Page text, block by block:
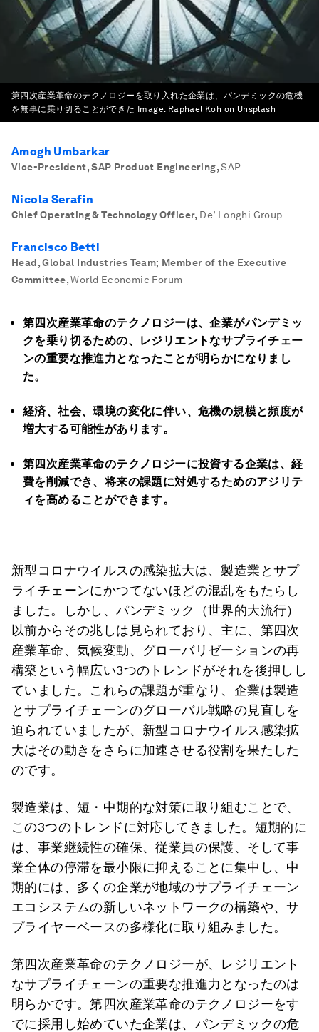
第四次産業革命のテクノロジーを取り入れた企業は、パンデミックの危機
を無事に乗り切ることができた
Image: Raphael Koh on Unsplash
Amogh Umbarkar
Vice-President, SAP Product Engineering, SAP
Nicola Serafin
Chief Operating & Technology Officer, De’ Longhi Group
Francisco Betti
Head, Global Industries Team; Member of the Executive
Committee, World Economic Forum
第四次産業革命のテクノロジーは、企業がパンデミッ
クを乗り切るための、レジリエントなサプライチェー
ンの重要な推進力となったことが明らかになりまし
た。
経済、社会、環境の変化に伴い、危機の規模と頻度が
増大する可能性があります。
第四次産業革命のテクノロジーに投資する企業は、経
費を削減でき、将来の課題に対処するためのアジリテ
ィを高めることができます。
新型コロナウイルスの感染拡大は、製造業とサプ
ライチェーンにかつてないほどの混乱をもたらし
ました。しかし、パンデミック（世界的大流行）
以前からその兆しは見られており、主に、第四次
産業革命、気候変動、グローバリゼーションの再
構築という幅広い3つのトレンドがそれを後押しし
ていました。これらの課題が重なり、企業は製造
とサプライチェーンのグローバル戦略の見直しを
迫られていましたが、新型コロナウイルス感染拡
大はその動きをさらに加速させる役割を果たした
のです。
製造業は、短・中期的な対策に取り組むことで、
この3つのトレンドに対応してきました。短期的に
は、事業継続性の確保、従業員の保護、そして事
業全体の停滞を最小限に抑えることに集中し、中
期的には、多くの企業が地域のサプライチェーン
エコシステムの新しいネットワークの構築や、サ
プライヤーベースの多様化に取り組みました。
第四次産業革命のテクノロジーが、レジリエント
なサプライチェーンの重要な推進力となったのは
明らかです。第四次産業革命のテクノロジーをす
でに採用し始めていた企業は、パンデミックの危